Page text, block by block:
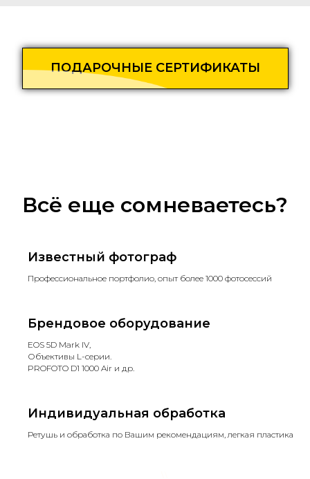
ПОДАРОЧНЫЕ СЕРТИФИКАТЫ
Всё еще сомневаетесь?
Известный фотограф
Профессиональное портфолио, опыт более 1000 фотосессий
Брендовое оборудование
EOS 5D Mark IV,
Объективы L-серии.
PROFOTO D1 1000 Air и др.
Индивидуальная обработка
Ретушь и обработка по Вашим рекомендациям, легкая пластика